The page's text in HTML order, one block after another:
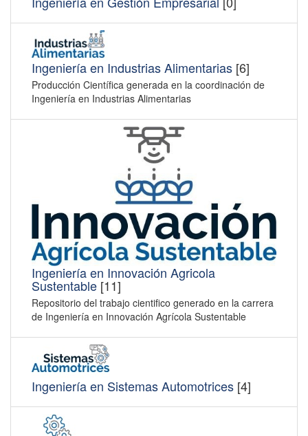
Ingeniería en Industrias Alimentarias [6]
Producción Científica generada en la coordinación de
Ingeniería en Industrias Alimentarias
Ingeniería en Innovación Agricola
Sustentable [11]
Repositorio del trabajo cientifico generado en la carrera
de Ingeniería en Innovación Agrícola Sustentable
Ingeniería en Sistemas Automotrices [4]